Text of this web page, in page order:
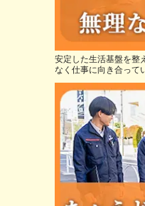
安定した生活基盤を整
なく仕事に向き合って